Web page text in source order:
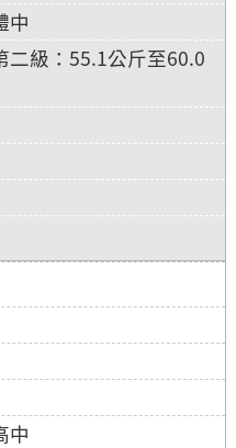
中
二級：55.1公斤至60.0
中